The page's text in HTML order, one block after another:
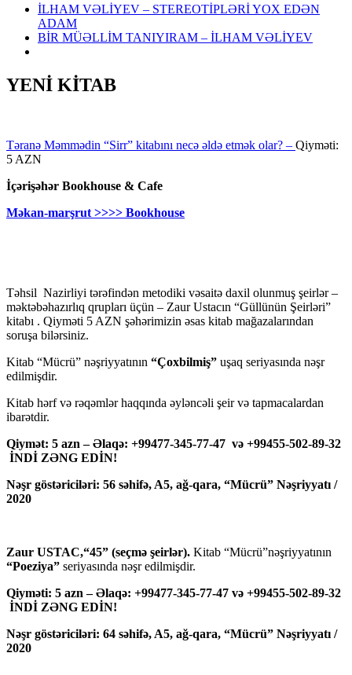
İLHAM VƏLİYEV – STEREOTİPLƏRİ YOX EDƏN
ADAM
BİR MÜƏLLİM TANIYIRAM – İLHAM VƏLİYEV
YENİ KİTAB
Təranə Məmmədin “Sirr” kitabını necə əldə etmək olar? – Qiyməti:
5 AZN
İçərişəhər Bookhouse & Cafe
Məkan-marşrut >>>> Bookhouse
Təhsil Nazirliyi tərəfindən metodiki vəsaitə daxil olunmuş şeirlər –
məktəbəhazırlıq qrupları üçün – Zaur Ustacın “Güllünün Şeirləri”
kitabı . Qiyməti 5 AZN şəhərimizin əsas kitab mağazalarından
soruşa bilərsiniz.
Kitab “Mücrü” nəşriyyatının “Çoxbilmiş” uşaq seriyasında nəşr
edilmişdir.
Kitab hərf və rəqəmlər haqqında əyləncəli şeir və tapmacalardan
ibarətdir.
Qiymət: 5 azn – Əlaqə: +99477-345-77-47 və +99455-502-89-32
İNDİ ZƏNG EDİN!
Nəşr göstəriciləri: 56 səhifə, A5, ağ-qara, “Mücrü” Nəşriyyatı /
2020
Zaur USTAC,“45” (seçmə şeirlər). Kitab “Mücrü”nəşriyyatının
“Poeziya” seriyasında nəşr edilmişdir.
Qiyməti: 5 azn – Əlaqə: +99477-345-77-47 və +99455-502-89-32
İNDİ ZƏNG EDİN!
Nəşr göstəriciləri: 64 səhifə, A5, ağ-qara, “Mücrü” Nəşriyyatı /
2020